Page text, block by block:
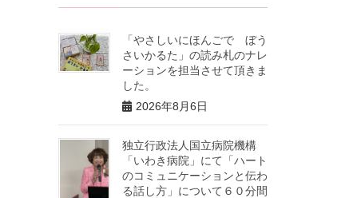
「やさしいにほんごで ぼう
さいかるた」の読み札のナレ
ーションを担当させて頂きま
した。
2026年8月6日
独立行政法人国立病院機構
「いわき病院」にて「ハート
のコミュニケーションと伝わ
る話し方」について６０分間